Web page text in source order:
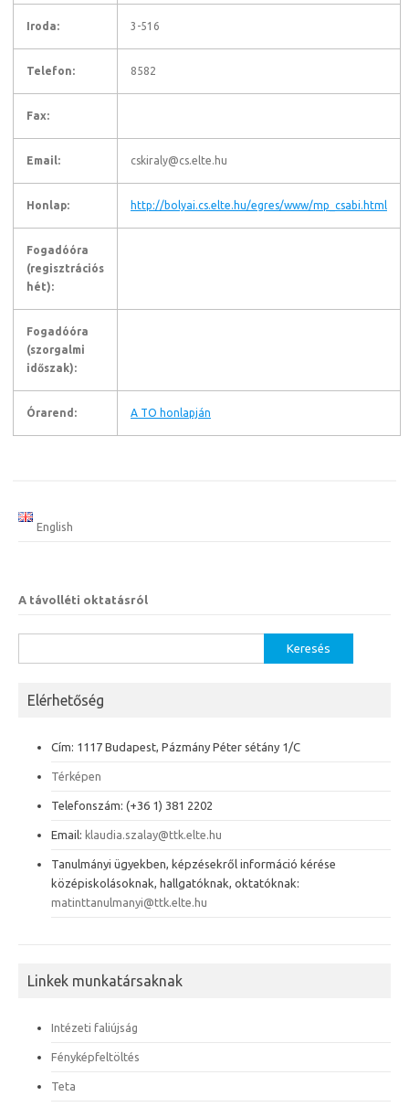
Iroda: 3-516
Telefon: 8582
Fax:
Email: cskiraly@cs.elte.hu
Honlap: http://bolyai.cs.elte.hu/egres/www/mp_csabi.html
Fogadóóra
(regisztrációs
hét):
Fogadóóra
(szorgalmi
időszak):
Órarend: A TO honlapján
English
A távolléti oktatásról
Elérhetőség
Cím: 1117 Budapest, Pázmány Péter sétány 1/C
Térképen
Telefonszám: (+36 1) 381 2202
Email: klaudia.szalay@ttk.elte.hu
Tanulmányi ügyekben, képzésekről információ kérése
középiskolásoknak, hallgatóknak, oktatóknak:
matinttanulmanyi@ttk.elte.hu
Linkek munkatársaknak
Intézeti faliújság
Fényképfeltöltés
Teta